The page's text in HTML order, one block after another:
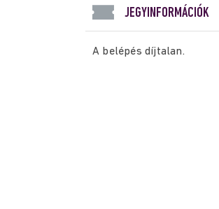
JEGYINFORMÁCIÓK
A belépés díjtalan.